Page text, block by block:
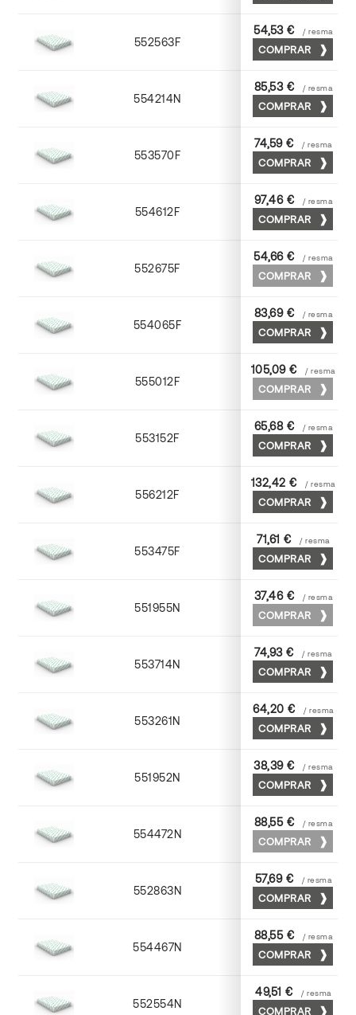
552563F 63 x 88
54,53 € / resma
COMPRAR
554214N 72 x 102
85,53 € / resma
COMPRAR
553570F 70 x 100
74,59 € / resma
COMPRAR
554612F 72 x 102
97,46 € / resma
COMPRAR
552675F 75 x 53
54,66 € / resma
COMPRAR
554065F 65 x 90
83,69 € / resma
COMPRAR
555012F 72 x 102
105,09 € / resma
COMPRAR
553152F 52 x 70
65,68 € / resma
COMPRAR
556212F 72 x 102
132,42 € / resma
COMPRAR
553475F 75 x 53
71,61 € / resma
COMPRAR
551955N 52 x 70
37,46 € / resma
COMPRAR
553714N 72 x 102
74,93 € / resma
COMPRAR
553261N 63 x 88
64,20 € / resma
COMPRAR
551952N 52 x 70
38,39 € / resma
COMPRAR
554472N 70 x 100
88,55 € / resma
COMPRAR
552863N 63 x 88
57,69 € / resma
COMPRAR
554467N 65 x 90
88,55 € / resma
COMPRAR
552554N 52 x 70
49,51 € / resma
COMPRAR